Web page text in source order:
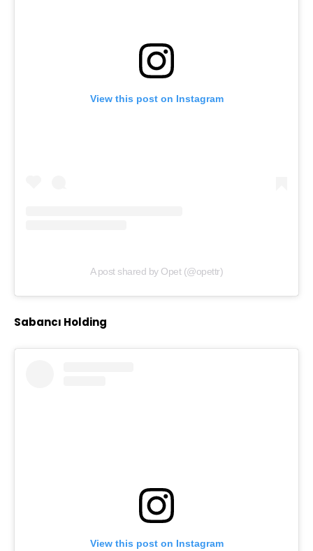
View this post on Instagram
A post shared by Opet (@opettr)
Sabancı Holding
View this post on Instagram